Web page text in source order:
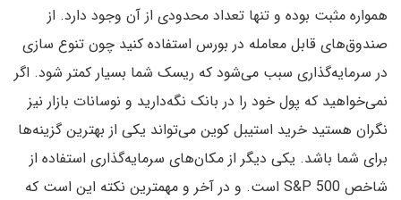
همواره مثبت بوده و تنها تعداد محدودی از آن وجود دارد. از
صندوق‌های قابل معامله در بورس استفاده کنید چون تنوع سازی
در سرمایه‌گذاری سبب می‌شود که ریسک شما بسیار کمتر شود. اگر
نمی‌خواهید که پول خود را در بانک نگه‌دارید و نوسانات بازار نیز
نگران هستید خرید استیبل کوین می‌تواند یکی از بهترین گزینه‌ها
برای شما باشد. یکی دیگر از مکان‌های سرمایه‌گذاری استفاده از
شاخص S&P 500 است. و در آخر و مهمترین نکته این است که